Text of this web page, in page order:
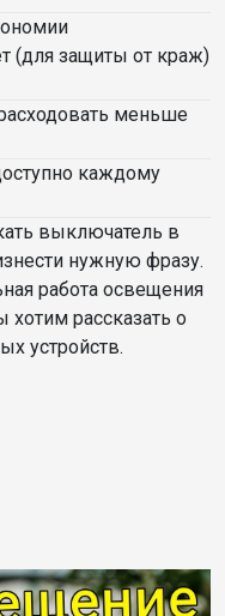
(для защиты от краж)
меньше
каждому
выключатель в
нужную фразу.
работа освещения
рассказать о
устройств.